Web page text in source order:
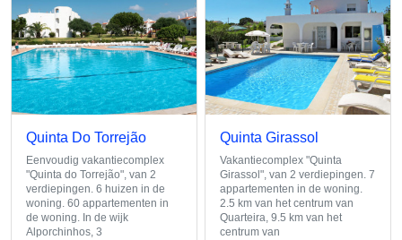
Quinta Do Torrejão
Eenvoudig vakantiecomplex
"Quinta do Torrejão", van 2
verdiepingen. 6 huizen in de
woning. 60 appartementen in
de woning. In de wijk
Alporchinhos, 3
Quinta Girassol
Vakantiecomplex "Quinta
Girassol", van 2 verdiepingen. 7
appartementen in de woning.
2.5 km van het centrum van
Quarteira, 9.5 km van het
centrum van